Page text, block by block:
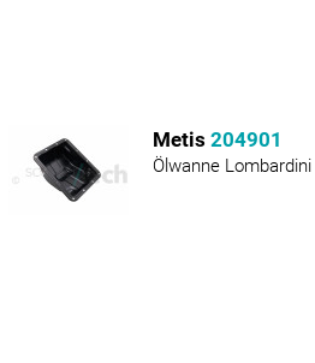
Metis 204901
Ölwanne